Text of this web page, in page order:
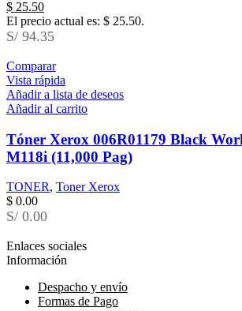
$ 25.50
El precio actual es: $ 25.50.
S/ 94.35
Comparar
Vista rápida
Añadir a lista de deseos
Añadir al carrito
Tóner Xerox 006R01179 Black
M118i (11,000 Pag)
TONER, Toner Xerox
$ 0.00
S/ 0.00
Enlaces sociales
Información
Despacho y envío
Formas de Pago